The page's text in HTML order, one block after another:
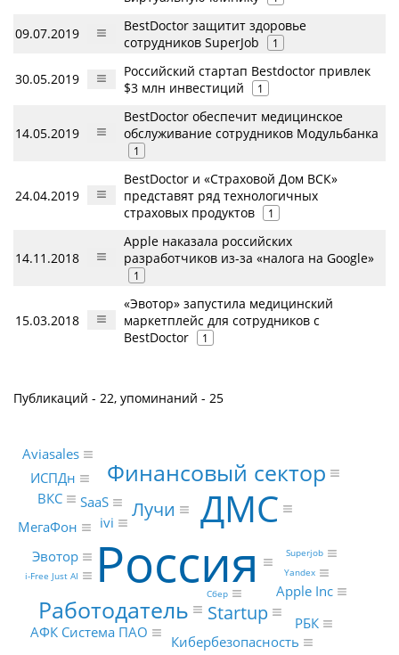
09.07.2019
BestDoctor защитит здоровье
сотрудников SuperJob
1
30.05.2019
Российский стартап Bestdoctor привлек
$3 млн инвестиций
1
14.05.2019
BestDoctor обеспечит медицинское
обслуживание сотрудников Модульбанка
1
24.04.2019
BestDoctor и «Страховой Дом ВСК»
представят ряд технологичных
страховых продуктов
1
14.11.2018
Apple наказала российских
разработчиков из-за «налога на Google»
1
15.03.2018
«Эвотор» запустила медицинский
маркетплейс для сотрудников с
BestDoctor
1
Публикаций - 22, упоминаний - 25
Россия
ДМС
Работодатель
Финансовый сектор
Лучи
Startup
АФК Система ПАО
ИСПДн
SaaS
Кибербезопасность
ВКС
МегаФон
Apple Inc
Эвотор
Aviasales
ivi
РБК
i-Free Just AI
Сбер
Yandex
Superjob